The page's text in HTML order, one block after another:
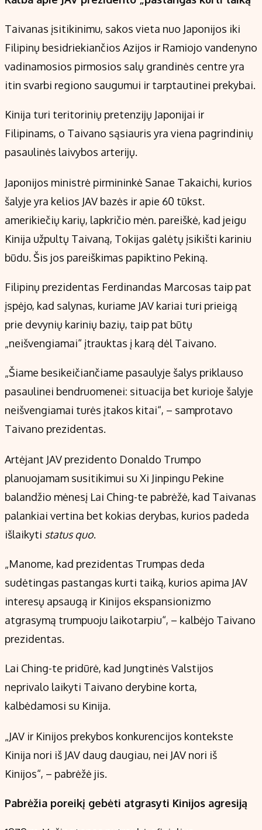
Taivanas įsitikinimu, sakos vieta nuo Japonijos iki
Filipinų besidriekiančios Azijos ir Ramiojo vandenyno
vadinamosios pirmosios salų grandinės centre yra
itin svarbi regiono saugumui ir tarptautinei prekybai.
Kinija turi teritorinių pretenzijų Japonijai ir
Filipinams, o Taivano sąsiauris yra viena pagrindinių
pasaulinės laivybos arterijų.
Japonijos ministrė pirmininkė Sanae Takaichi, kurios
šalyje yra kelios JAV bazės ir apie 60 tūkst.
amerikiečių karių, lapkričio mėn. pareiškė, kad jeigu
Kinija užpultų Taivaną, Tokijas galėtų įsikišti kariniu
būdu. Šis jos pareiškimas papiktino Pekiną.
Filipinų prezidentas Ferdinandas Marcosas taip pat
įspėjo, kad salynas, kuriame JAV kariai turi prieigą
prie devynių karinių bazių, taip pat būtų
„neišvengiamai“ įtrauktas į karą dėl Taivano.
„Šiame besikeičiančiame pasaulyje šalys priklauso
pasaulinei bendruomenei: situacija bet kurioje šalyje
neišvengiamai turės įtakos kitai“, – samprotavo
Taivano prezidentas.
Artėjant JAV prezidento Donaldo Trumpo
planuojamam susitikimui su Xi Jinpingu Pekine
balandžio mėnesį Lai Ching-te pabrėžė, kad Taivanas
palankiai vertina bet kokias derybas, kurios padeda
išlaikyti status quo.
„Manome, kad prezidentas Trumpas deda
sudėtingas pastangas kurti taiką, kurios apima JAV
interesų apsaugą ir Kinijos ekspansionizmo
atgrasymą trumpuoju laikotarpiu“, – kalbėjo Taivano
prezidentas.
Lai Ching-te pridūrė, kad Jungtinės Valstijos
neprivalo laikyti Taivano derybine korta,
kalbėdamosi su Kinija.
„JAV ir Kinijos prekybos konkurencijos kontekste
Kinija nori iš JAV daug daugiau, nei JAV nori iš
Kinijos“, – pabrėžė jis.
Pabrėžia poreikį gebėti atgrasyti Kinijos agresiją